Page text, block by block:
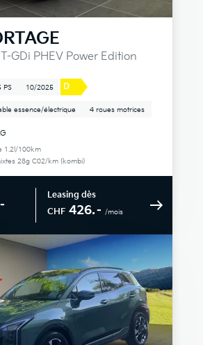
GDi PHEV Power Edition
PS 10/2025 D
essence/électrique 4 roues motrices
1.2l/100km
28g C02/km (kombi)
Leasing dès
CHF 426.– /mois